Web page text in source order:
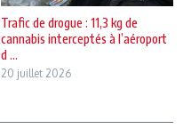
Trafic de drogue : 11,3 kg de
cannabis interceptés à l’aéroport
d ...
20 juillet 2026